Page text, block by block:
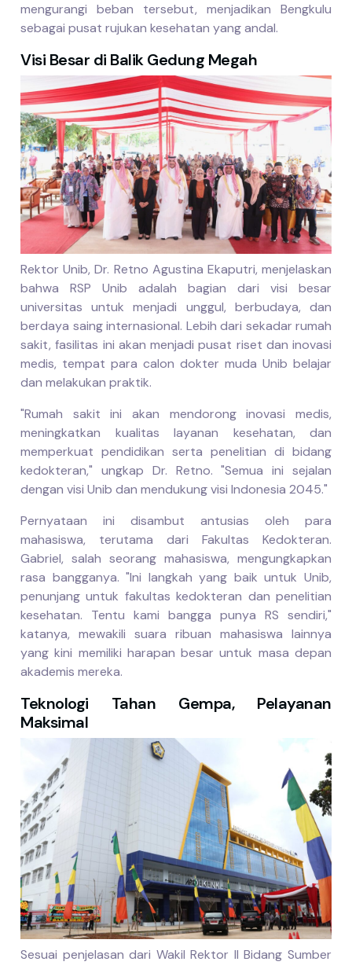
mengurangi beban tersebut, menjadikan Bengkulu
sebagai pusat rujukan kesehatan yang andal.
Visi Besar di Balik Gedung Megah
Rektor Unib, Dr. Retno Agustina Ekaputri, menjelaskan
bahwa RSP Unib adalah bagian dari visi besar
universitas untuk menjadi unggul, berbudaya, dan
berdaya saing internasional. Lebih dari sekadar rumah
sakit, fasilitas ini akan menjadi pusat riset dan inovasi
medis, tempat para calon dokter muda Unib belajar
dan melakukan praktik.
"Rumah sakit ini akan mendorong inovasi medis,
meningkatkan kualitas layanan kesehatan, dan
memperkuat pendidikan serta penelitian di bidang
kedokteran," ungkap Dr. Retno. "Semua ini sejalan
dengan visi Unib dan mendukung visi Indonesia 2045."
Pernyataan ini disambut antusias oleh para
mahasiswa, terutama dari Fakultas Kedokteran.
Gabriel, salah seorang mahasiswa, mengungkapkan
rasa bangganya. "Ini langkah yang baik untuk Unib,
penunjang untuk fakultas kedokteran dan penelitian
kesehatan. Tentu kami bangga punya RS sendiri,"
katanya, mewakili suara ribuan mahasiswa lainnya
yang kini memiliki harapan besar untuk masa depan
akademis mereka.
Teknologi Tahan Gempa, Pelayanan
Maksimal
Sesuai penjelasan dari Wakil Rektor II Bidang Sumber